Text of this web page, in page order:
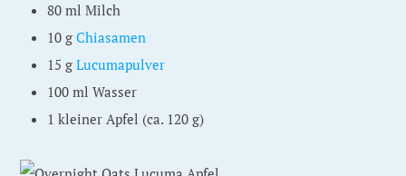
80 ml Milch
10 gChiasamen
15 gLucumapulver
100 ml Wasser
1 kleiner Apfel (ca. 120 g)